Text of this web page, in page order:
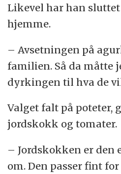
Likevel har han
hjemme.
– Avsetningen på
familien. Så da måtte
dyrkingen til hva de
Valget falt på poteter,
jordskokk og tomater.
– Jordskokken er den
om. Den passer fint